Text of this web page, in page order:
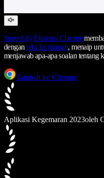
Speechify Ekstensi Chrome
denganteks ke ucapan, menaip
menjawab apa-apa soalan tentang
Tambah ke Chrome
Aplikasi Kegemaran 2023oleh